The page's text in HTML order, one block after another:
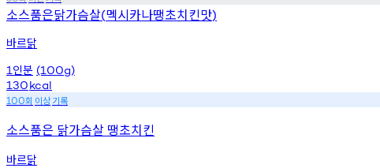
소스품은닭가슴살(멕시카나땡초치킨맛)
바르닭
1 인분 (100g)
130kcal
100회 이상기록
소스품은 닭가슴살 땡초치킨
바르닭